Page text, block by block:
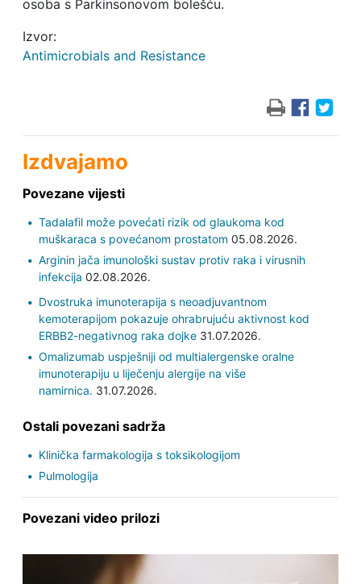
osoba s Parkinsonovom bolešću.
Izvor:
Antimicrobials and Resistance
Izdvajamo
Povezane vijesti
Tadalafil može povećati rizik od glaukoma kod
muškaraca s povećanom prostatom 05.08.2026.
Arginin jača imunološki sustav protiv raka i virusnih
infekcija 02.08.2026.
Dvostruka imunoterapija s neoadjuvantnom
kemoterapijom pokazuje ohrabrujuću aktivnost kod
ERBB2-negativnog raka dojke31.07.2026.
Omalizumab uspješniji od multialergenske oralne
imunoterapiju u liječenju alergije na više
namirnica. 31.07.2026.
Ostali povezani sadrža
Klinička farmakologija s toksikologijom
Pulmologija
Povezani video prilozi